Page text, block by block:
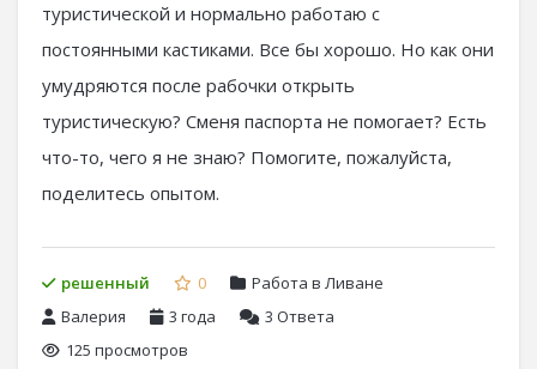
туристической и нормально работаю с
постоянными кастиками. Все бы хорошо. Но как они
умудряются после рабочки открыть
туристическую? Сменя паспорта не помогает? Есть
что-то, чего я не знаю? Помогите, пожалуйста,
поделитесь опытом.
решенный 0
Работа в Ливане
Валерия
3 года 3 Ответа
125 просмотров